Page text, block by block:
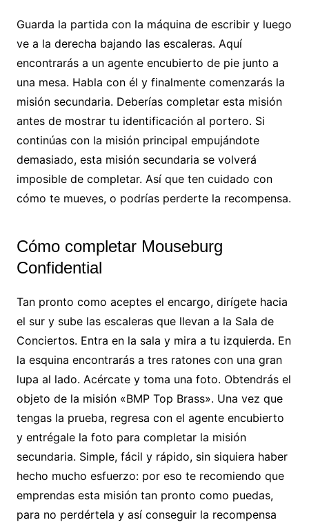
Guarda la partida con la máquina de escribir y luego
ve a la derecha bajando las escaleras. Aquí
encontrarás a un agente encubierto de pie junto a
una mesa. Habla con él y finalmente comenzarás la
misión secundaria. Deberías completar esta misión
antes de mostrar tu identificación al portero. Si
continúas con la misión principal empujándote
demasiado, esta misión secundaria se volverá
imposible de completar. Así que ten cuidado con
cómo te mueves, o podrías perderte la recompensa.
Cómo completar Mouseburg
Confidential
Tan pronto como aceptes el encargo, dirígete hacia
el sur y sube las escaleras que llevan a la Sala de
Conciertos. Entra en la sala y mira a tu izquierda. En
la esquina encontrarás a tres ratones con una gran
lupa al lado. Acércate y toma una foto. Obtendrás el
objeto de la misión «BMP Top Brass». Una vez que
tengas la prueba, regresa con el agente encubierto
y entrégale la foto para completar la misión
secundaria. Simple, fácil y rápido, sin siquiera haber
hecho mucho esfuerzo: por eso te recomiendo que
emprendas esta misión tan pronto como puedas,
para no perdértela y así conseguir la recompensa